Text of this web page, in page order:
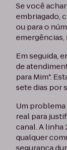
Se você
embriagado,
ou para o
emergências,
Em seguida,
de
para Mim".
sete dias por
Um
real para
canal. A linha
qualquer
segurança